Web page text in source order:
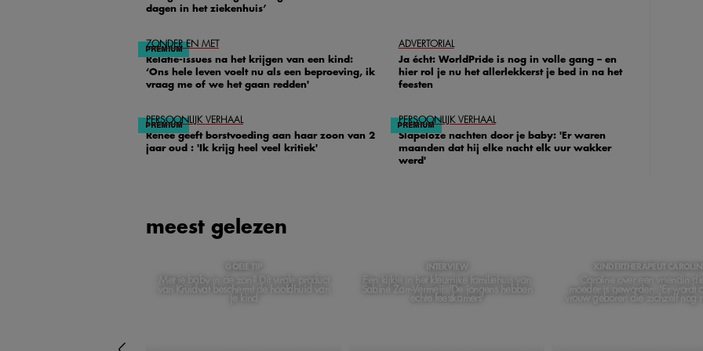
dagen in het ziekenhuis’
ZONDER EN MET
Relatie-issues na het krijgen van een kind:
‘Ons hele leven voelt nu als een beproeving, ik
vraag me of we het gaan redden'
ADVERTORIAL
Ja écht: WorldPride is nog in volle gang – en
hier rol je nu het allerlekkerst je bed in na het
feesten
PERSOONLIJK VERHAAL
Renée geeft borstvoeding aan haar zoon van 2
jaar oud : 'Ik krijg heel veel kritiek'
PERSOONLIJK VERHAAL
Slapeloze nachten door je baby: 'Er waren
maanden dat hij elke nacht elk uur wakker
werd'
meest gelezen
GOEIE TIP
Met je baby in de zon? Dít virale product
van Kruidvat beschermt de hoofdhuid van
INTERVIEW
Een kijkje in het kleurrijke familiehuis van
Sabine Zarr-Vermeij: 'De jongens hebben
echte feestkamers'
KINDERTHERAPEUT CAROLINE
Caroline over een vriendin
moeder is geworden: 'Er wordt
vrouw geboren die zichzelf nog